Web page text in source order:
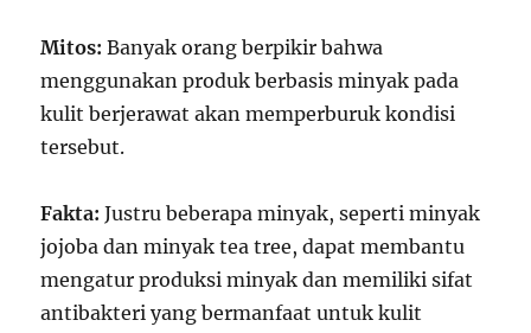
Mitos: Banyak orang berpikir bahwa
menggunakan produk berbasis minyak pada
kulit berjerawat akan memperburuk kondisi
tersebut.
Fakta: Justru beberapa minyak, seperti minyak
jojoba dan minyak tea tree, dapat membantu
mengatur produksi minyak dan memiliki sifat
antibakteri yang bermanfaat untuk kulit